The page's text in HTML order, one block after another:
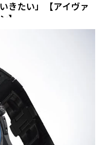
いきたい」【アイヴァ
ン】